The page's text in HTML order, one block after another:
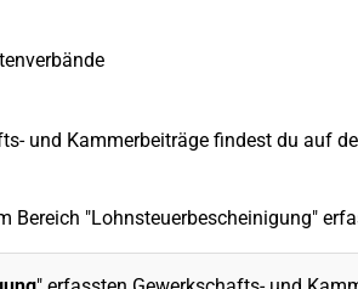
und Kammerbeiträge findest du auf
Bereich "Lohnsteuerbescheinigung"